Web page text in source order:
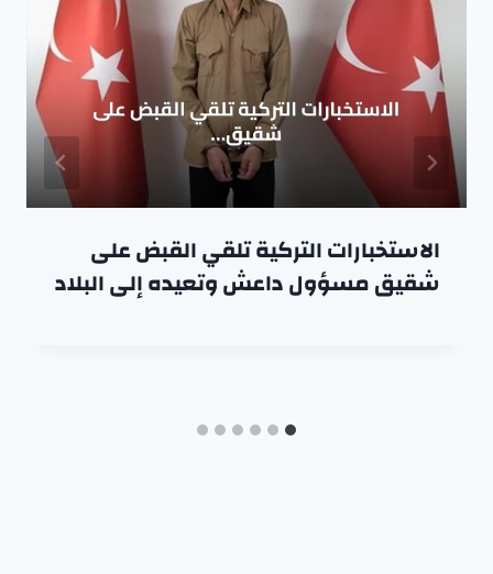
الاستخبارات التركية تلقي القبض على
شقيق مسؤول داعش وتعيده إلى البلاد